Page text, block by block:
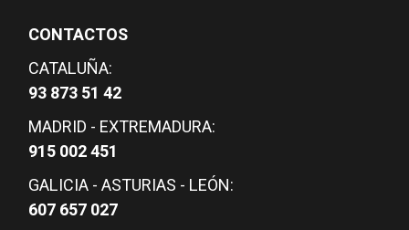
CONTACTOS
CATALUÑA:
93 873 51 42
MADRID - EXTREMADURA:
915 002 451
GALICIA - ASTURIAS - LEÓN:
607 657 027